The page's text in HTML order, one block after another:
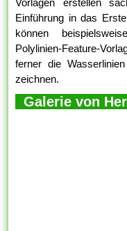
Vorlagen erstellen
Einführung in das
können
Polylinien-Feature-
ferner die
zeichnen.
Galerie von